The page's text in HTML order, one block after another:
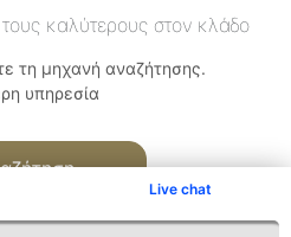
Live chat
καλύτερους στον κλάδο
τη μηχανή αναζήτησης.
υπηρεσία